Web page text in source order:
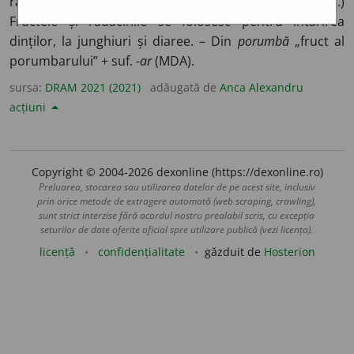
Fructele și rădăcinile se folosesc pentru întărirea
dinților, la junghiuri și diaree. – Din porumbă„fruct al
porumbarului” + suf. -ar(MDA).
sursa: DRAM 2021 (2021) adăugată de Anca Alexandru
acțiuni
Copyright © 2004-2026 dexonline (https://dexonline.ro)
Preluarea, stocarea sau utilizarea datelor de pe acest site, inclusiv
prin orice metode de extragere automată (web scraping, crawling),
sunt strict interzise fără acordul nostru prealabil scris, cu excepția
seturilor de date oferite oficial spre utilizare publică (vezi licența).
licență confidențialitate găzduit de Hosterion